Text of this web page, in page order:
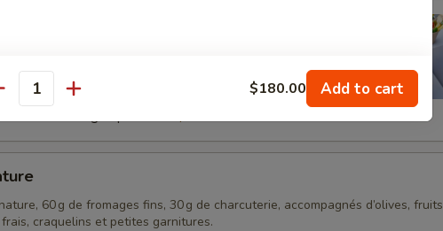
fins accompagnés d’olives, de fruits frais, de légumes frais,
de petits accompagnements.
$250.00
*fromages premium:
60 g de fromages fins, 30 g de charcuterie, accompagnés d’olives, fruits
craquelins et petites garnitures.
$180.00 Add to cart